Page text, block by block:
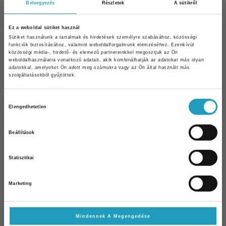
Beleegyezés Részletek A sütikről
Ez a weboldal sütiket használ
Sütiket használunk a tartalmak és hirdetések személyre szabásához, közösségi
funkciók biztosításához, valamint weboldalforgalmunk elemzéséhez. Ezenkívül
közösségi média-, hirdető- és elemező partnereinkkel megosztjuk az Ön
weboldalhasználatra vonatkozó adatait, akik kombinálhatják az adatokat más olyan
adatokkal, amelyeket Ön adott meg számukra vagy az Ön által használt más
szolgáltatásokból gyűjtöttek.
Elengedhetetlen
Beállítások
Statisztikai
Marketing
Mindennek A Megengedése
10% kedvezmény Önnek
Email